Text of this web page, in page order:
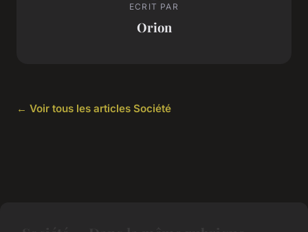
ECRIT PAR
Orion
← Voir tous les articles Société